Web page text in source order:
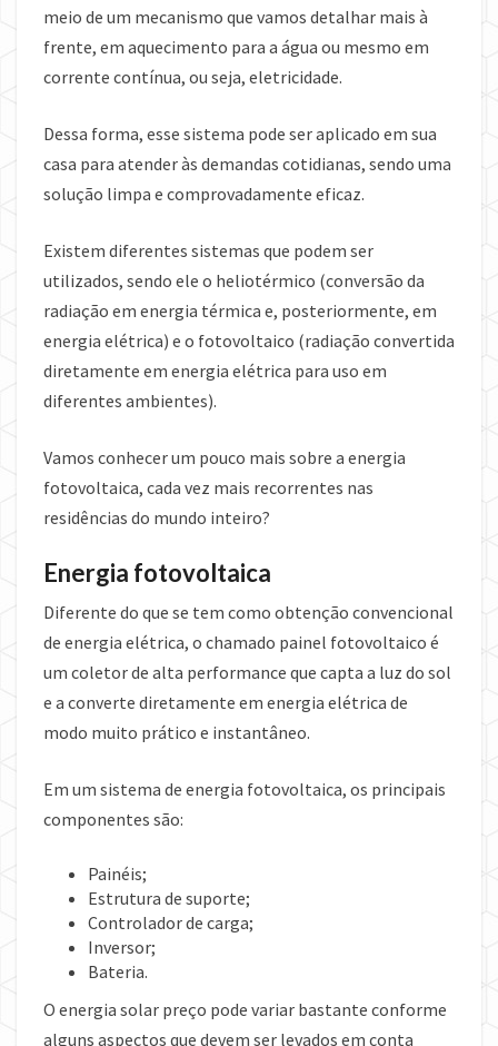
meio de um mecanismo que vamos detalhar mais à
frente, em aquecimento para a água ou mesmo em
corrente contínua, ou seja, eletricidade.
Dessa forma, esse sistema pode ser aplicado em sua
casa para atender às demandas cotidianas, sendo uma
solução limpa e comprovadamente eficaz.
Existem diferentes sistemas que podem ser
utilizados, sendo ele o heliotérmico (conversão da
radiação em energia térmica e, posteriormente, em
energia elétrica) e o fotovoltaico (radiação convertida
diretamente em energia elétrica para uso em
diferentes ambientes).
Vamos conhecer um pouco mais sobre a energia
fotovoltaica, cada vez mais recorrentes nas
residências do mundo inteiro?
Energia fotovoltaica
Diferente do que se tem como obtenção convencional
de energia elétrica, o chamado painel fotovoltaico é
um coletor de alta performance que capta a luz do sol
e a converte diretamente em energia elétrica de
modo muito prático e instantâneo.
Em um sistema de energia fotovoltaica, os principais
componentes são:
Painéis;
Estrutura de suporte;
Controlador de carga;
Inversor;
Bateria.
O energia solar preço pode variar bastante conforme
alguns aspectos que devem ser levados em conta